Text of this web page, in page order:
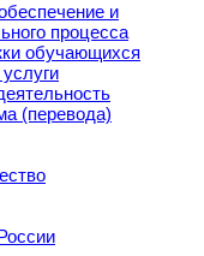
и
процесса
обучающихся
(перевода)